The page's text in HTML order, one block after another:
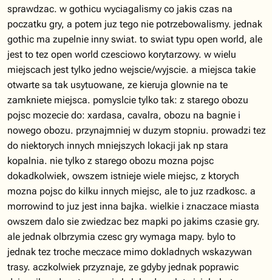
sprawdzac. w gothicu wyciagalismy co jakis czas na
poczatku gry, a potem juz tego nie potrzebowalismy. jednak
gothic ma zupelnie inny swiat. to swiat typu open world, ale
jest to tez open world czesciowo korytarzowy. w wielu
miejscach jest tylko jedno wejscie/wyjscie. a miejsca takie
otwarte sa tak usytuowane, ze kieruja glownie na te
zamkniete miejsca. pomyslcie tylko tak: z starego obozu
pojsc mozecie do: xardasa, cavalra, obozu na bagnie i
nowego obozu. przynajmniej w duzym stopniu. prowadzi tez
do niektorych innych mniejszych lokacji jak np stara
kopalnia. nie tylko z starego obozu mozna pojsc
dokadkolwiek, owszem istnieje wiele miejsc, z ktorych
mozna pojsc do kilku innych miejsc, ale to juz rzadkosc. a
morrowind to juz jest inna bajka. wielkie i znaczace miasta
owszem dalo sie zwiedzac bez mapki po jakims czasie gry.
ale jednak olbrzymia czesc gry wymaga mapy. bylo to
jednak tez troche meczace mimo dokladnych wskazywan
trasy. aczkolwiek przyznaje, ze gdyby jednak poprawic